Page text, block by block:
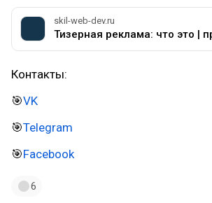
skil-web-dev.ru
Контакты:
🎯VK
🎯Telegram
🎯Facebook
6